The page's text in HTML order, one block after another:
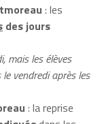
: les
des jours
mais les élèves
vendredi après les
: la reprise